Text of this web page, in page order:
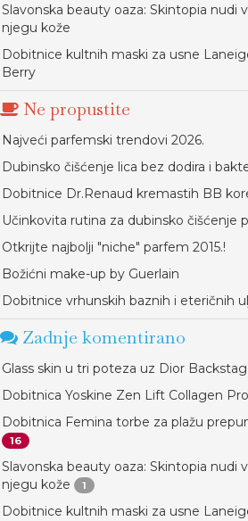
Slavonska beauty oaza: Skintopia nudi
njegu kože
Dobitnice kultnih maski za usne
Berry
Ne propustite
Najveći parfemski trendovi 2026.
Dubinsko čišćenje lica bez dodira i
Dobitnice Dr.Renaud kremastih BB
Učinkovita rutina za dubinsko čišćenje
Otkrijte najbolji "niche" parfem 2015.!
Božićni make-up by Guerlain
Dobitnice vrhunskih baznih i eteričnih
Zadnje komentirano
Glass skin u tri poteza uz Dior
Dobitnica Yoskine Zen Lift Collagen
Dobitnica Femina torbe za plažu
16
Slavonska beauty oaza: Skintopia nudi
njegu kože
1
Dobitnice kultnih maski za usne